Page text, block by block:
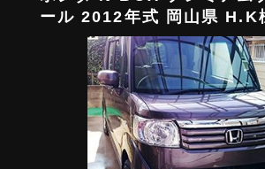
ール 2012年式 岡山県 H.K